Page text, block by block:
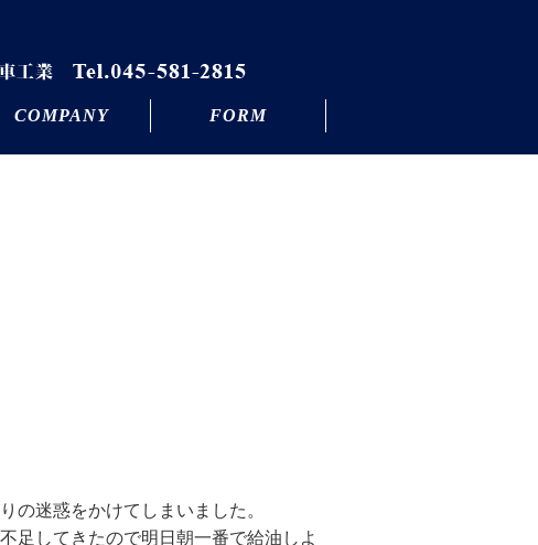
COMPANY FORM
の迷惑をかけてしまいました。
足してきたので明日朝一番で給油しよ